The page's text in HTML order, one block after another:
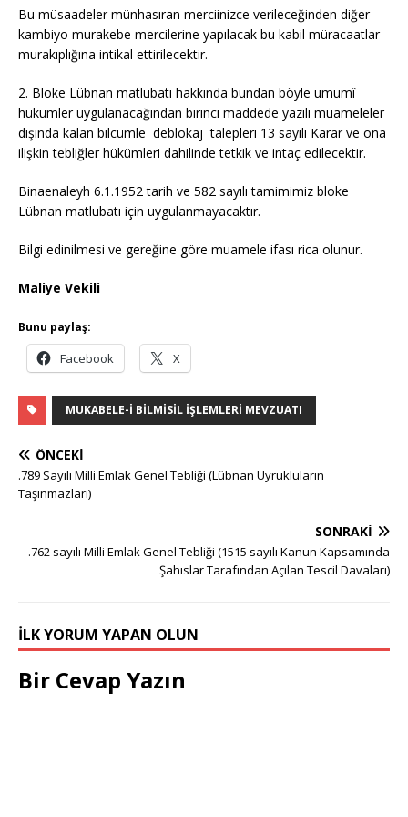
Bu müsaadeler münhasıran merciinizce verileceğinden diğer
kambiyo murakebe mercilerine yapılacak bu kabil müracaatlar
murakıplığına intikal ettirilecektir.
2. Bloke Lübnan matlubatı hakkında bundan böyle umumî
hükümler uygulanacağından birinci maddede yazılı muameleler
dışında kalan bilcümle deblokaj talepleri 13 sayılı Karar ve ona
ilişkin tebliğler hükümleri dahilinde tetkik ve intaç edilecektir.
Binaenaleyh 6.1.1952 tarih ve 582 sayılı tamimimiz bloke
Lübnan matlubatı için uygulanmayacaktır.
Bilgi edinilmesi ve gereğine göre muamele ifası rica olunur.
Maliye Vekili
Bunu paylaş:
Facebook X
MUKABELE-I BILMISIL İŞLEMLERI MEVZUATI
ÖNCEKI
.789 Sayılı Milli Emlak Genel Tebliği (Lübnan Uyrukluların
Taşınmazları)
SONRAKI
.762 sayılı Milli Emlak Genel Tebliği (1515 sayılı Kanun Kapsamında
Şahıslar Tarafından Açılan Tescil Davaları)
İLK YORUM YAPAN OLUN
Bir Cevap Yazın